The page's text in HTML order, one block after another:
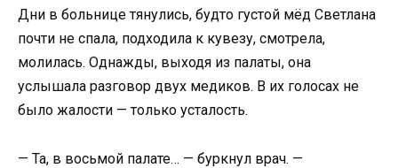
Дни в больнице тянулись, будто густой мёд Светлана
почти не спала, подходила к кувезу, смотрела,
молилась. Однажды, выходя из палаты, она
услышала разговор двух медиков. В их голосах не
было жалости — только усталость.
— Та, в восьмой палате… — буркнул врач. —